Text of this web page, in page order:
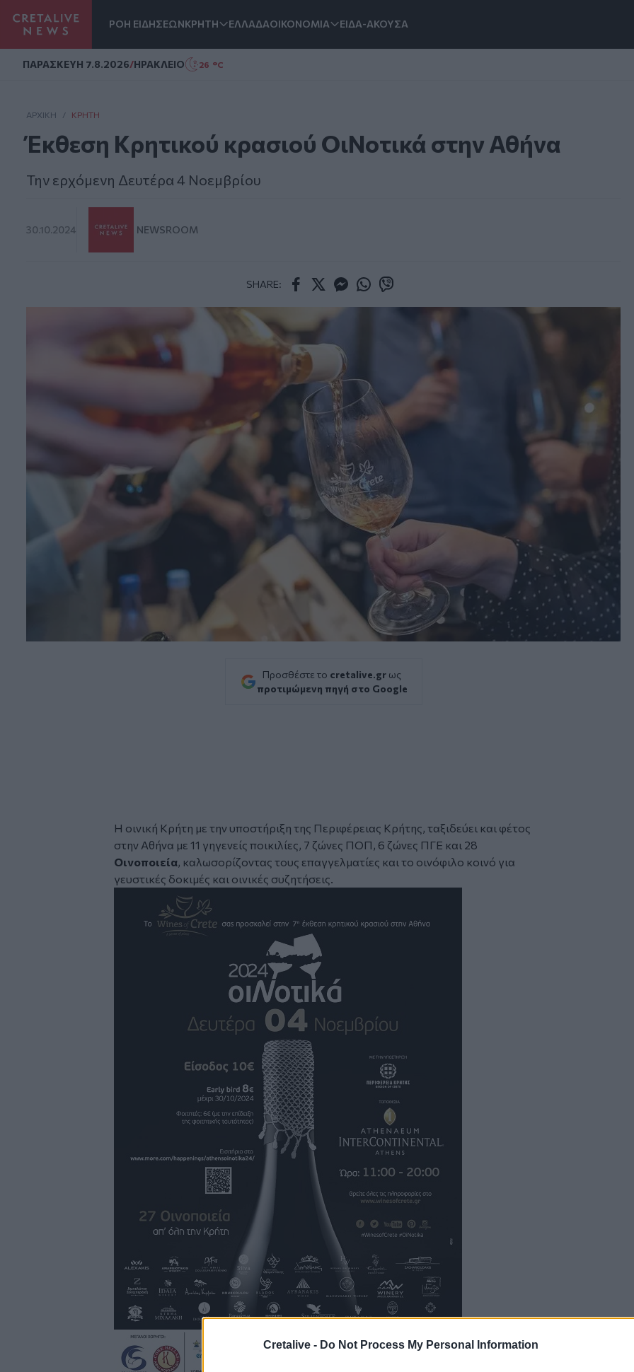
Cretalive - Do Not Process My Personal Information
ΡΟΗ ΕΙΔΗΣΕΩΝΚΡΗΤΗ ΕΛΛΑΔΑΟΙΚΟΝΟΜΙΑ ΕΙΔΑ-ΑΚΟΥΣΑ
ΠΑΡΑΣΚΕΥΗ 7.8.2026/ΗΡΑΚΛΕΙΟ 26 °C
ΑΡΧΙΚΗ / ΚΡΉΤΗ
Έκθεση Κρητικού κρασιού ΟιΝοτικά στην Αθήνα
Την ερχόμενη Δευτέρα 4 Νοεμβρίου
30.10.2024 NEWSROOM
SHARE:
Προσθέστε το cretalive.gr ως
προτιμώμενη πηγή στο Google
Η οινική Κρήτη με την υποστήριξη της Περιφέρειας Κρήτης, ταξιδεύει και φέτος
στην Αθήνα με 11 γηγενείς ποικιλίες, 7 ζώνες ΠΟΠ, 6 ζώνες ΠΓΕ και 28
Οινοποιεία, καλωσορίζοντας τους επαγγελματίες και το οινόφιλο κοινό για
γευστικές δοκιμές και οινικές συζητήσεις.